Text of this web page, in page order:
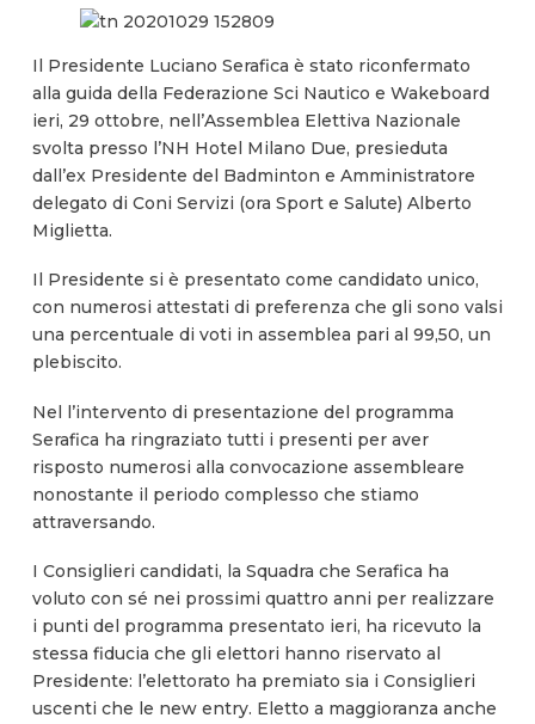
Il Presidente Luciano Serafica è stato riconfermato
alla guida della Federazione Sci Nautico e Wakeboard
ieri, 29 ottobre, nell’Assemblea Elettiva Nazionale
svolta presso l’NH Hotel Milano Due, presieduta
dall’ex Presidente del Badminton e Amministratore
delegato di Coni Servizi (ora Sport e Salute) Alberto
Miglietta.
Il Presidente si è presentato come candidato unico,
con numerosi attestati di preferenza che gli sono valsi
una percentuale di voti in assemblea pari al 99,50, un
plebiscito.
Nel l’intervento di presentazione del programma
Serafica ha ringraziato tutti i presenti per aver
risposto numerosi alla convocazione assembleare
nonostante il periodo complesso che stiamo
attraversando.
I Consiglieri candidati, la Squadra che Serafica ha
voluto con sé nei prossimi quattro anni per realizzare
i punti del programma presentato ieri, ha ricevuto la
stessa fiducia che gli elettori hanno riservato al
Presidente: l’elettorato ha premiato sia i Consiglieri
uscenti che le new entry. Eletto a maggioranza anche